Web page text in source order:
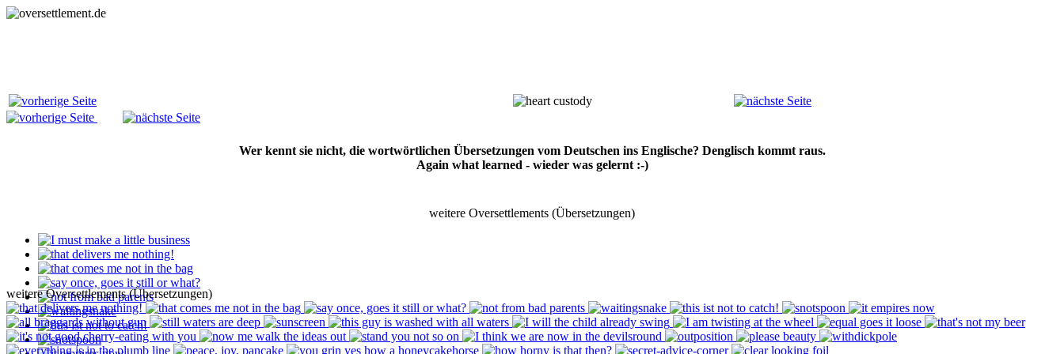
Wer kennt sie nicht, die wortwörtlichen Übersetzungen vom Deutschen ins Englische? Denglisch kommt raus.
Again what learned - wieder was gelernt :-)
weitere Oversettlements (Übersetzungen)
weitere Oversettlements (Übersetzungen)